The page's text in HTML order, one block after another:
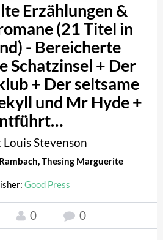
Erzählungen &
(21 Titel in
- Bereicherte
Schatzinsel + Der
+ Der seltsame
und Mr Hyde +
Stevenson
,Thesing Marguerite
Good Press
0 0